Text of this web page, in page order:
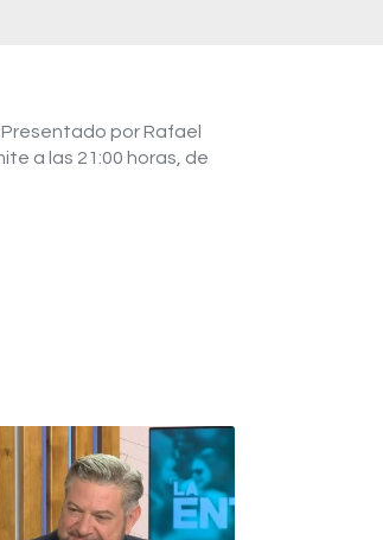
por Rafael
a las 21:00 horas, de